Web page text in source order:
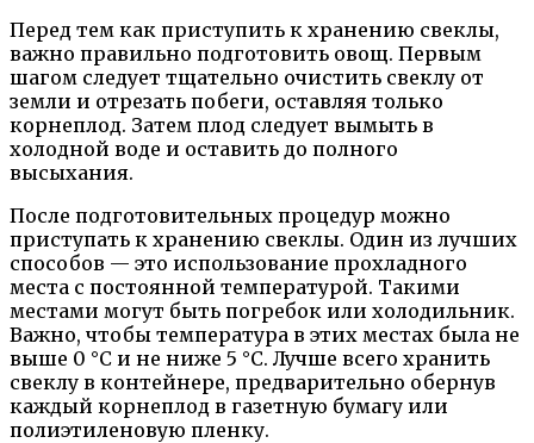
Перед тем как приступить к хранению свеклы,
важно правильно подготовить овощ. Первым
шагом следует тщательно очистить свеклу от
земли и отрезать побеги, оставляя только
корнеплод. Затем плод следует вымыть в
холодной воде и оставить до полного
высыхания.
После подготовительных процедур можно
приступать к хранению свеклы. Один из лучших
способов — это использование прохладного
места с постоянной температурой. Такими
местами могут быть погребок или холодильник.
Важно, чтобы температура в этих местах была не
выше 0 °C и не ниже 5 °C. Лучше всего хранить
свеклу в контейнере, предварительно обернув
каждый корнеплод в газетную бумагу или
полиэтиленовую пленку.